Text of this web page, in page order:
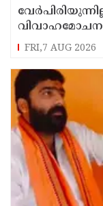
FRI,7 AUG 2026